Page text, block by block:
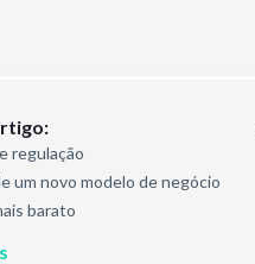
regulação
um novo modelo de negócio
barato